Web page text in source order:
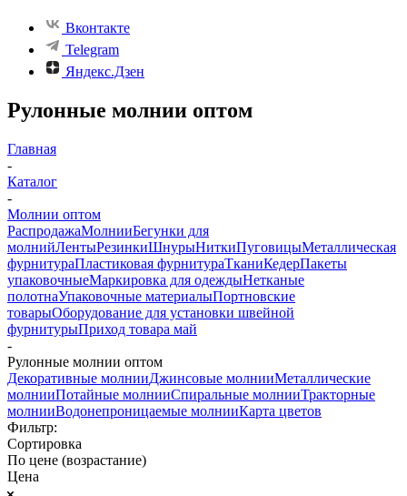
Вконтакте
Telegram
Яндекс.Дзен
Рулонные молнии оптом
Главная
-
Каталог
-
Молнии оптом
РаспродажаМолнииБегунки для
молнийЛентыРезинкиШнурыНиткиПуговицыМеталлическая
фурнитураПластиковая фурнитураТканиКедерПакеты
упаковочныеМаркировка для одеждыНетканые
полотнаУпаковочные материалыПортновские
товарыОборудование для установки швейной
фурнитурыПриход товара май
-
Рулонные молнии оптом
Декоративные молнииДжинсовые молнииМеталлические
молнииПотайные молнииСпиральные молнииТракторные
молнииВодонепроницаемые молнииКарта цветов
Фильтр:
Сортировка
По цене (возрастание)
Цена